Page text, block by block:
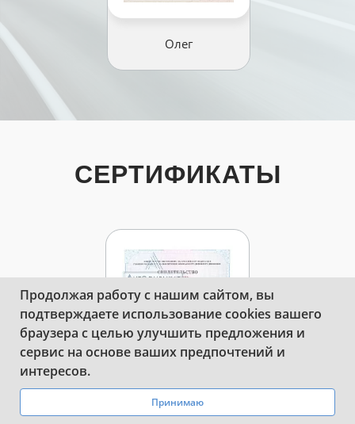
Олег
СЕРТИФИКАТЫ
Продолжая работу с нашим сайтом, вы
подтверждаете использование cookies вашего
браузера с целью улучшить предложения и
сервис на основе ваших предпочтений и
интересов.
Принимаю
WhatsApp